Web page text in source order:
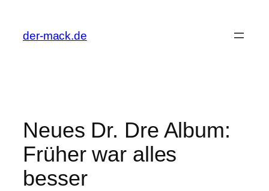
springen
der-mack.de
Neues Dr. Dre Album:
Früher war alles
besser